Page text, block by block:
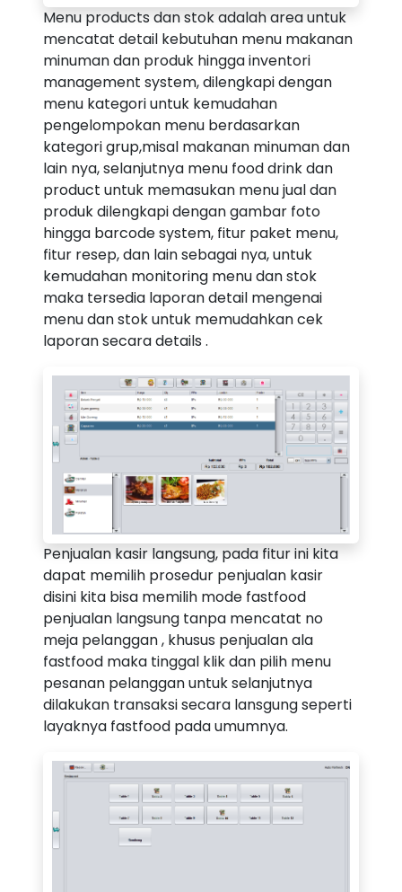
Menu products dan stok adalah area untuk
mencatat detail kebutuhan menu makanan
minuman dan produk hingga inventori
management system, dilengkapi dengan
menu kategori untuk kemudahan
pengelompokan menu berdasarkan
kategori grup,misal makanan minuman dan
lain nya, selanjutnya menu food drink dan
product untuk memasukan menu jual dan
produk dilengkapi dengan gambar foto
hingga barcode system, fitur paket menu,
fitur resep, dan lain sebagai nya, untuk
kemudahan monitoring menu dan stok
maka tersedia laporan detail mengenai
menu dan stok untuk memudahkan cek
laporan secara details .
Penjualan kasir langsung, pada fitur ini kita
dapat memilih prosedur penjualan kasir
disini kita bisa memilih mode fastfood
penjualan langsung tanpa mencatat no
meja pelanggan , khusus penjualan ala
fastfood maka tinggal klik dan pilih menu
pesanan pelanggan untuk selanjutnya
dilakukan transaksi secara lansgung seperti
layaknya fastfood pada umumnya.